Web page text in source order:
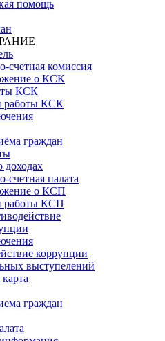
помощь
счетная комиссия
о КСК
КСК
работы КСК
граждан
доходах
счетная палата
о КСП
работы КСП
коррупции
выступелений
граждан